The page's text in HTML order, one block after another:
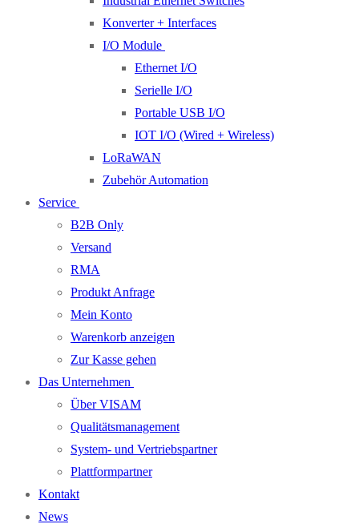
Konverter + Interfaces
I/O Module
Ethernet I/O
Serielle I/O
Portable USB I/O
IOT I/O (Wired + Wireless)
LoRaWAN
Zubehör Automation
Service
B2B Only
Versand
RMA
Produkt Anfrage
Mein Konto
Warenkorb anzeigen
Zur Kasse gehen
Das Unternehmen
Über VISAM
Qualitätsmanagement
System- und Vertriebspartner
Plattformpartner
Kontakt
News